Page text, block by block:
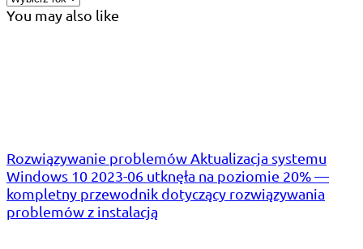
You may also like
Rozwiązywanie problemów Aktualizacja systemu
Windows 10 2023-06 utknęła na poziomie 20% —
kompletny przewodnik dotyczący rozwiązywania
problemów z instalacją